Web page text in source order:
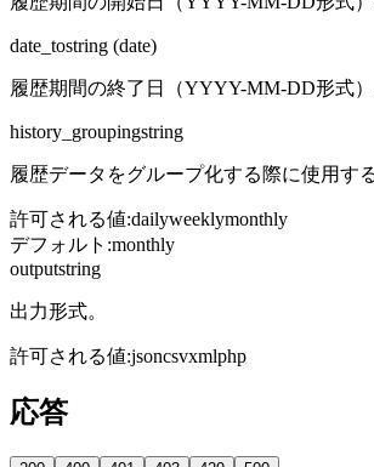
date_tostring (date)
履歴期間の終了日（YYYY-MM-DD形式）
history_groupingstring
履歴データをグループ化する際に使用す
許可される値:dailyweeklymonthly
デフォルト :monthly
outputstring
出力形式。
許可される値:jsoncsvxmlphp
応答